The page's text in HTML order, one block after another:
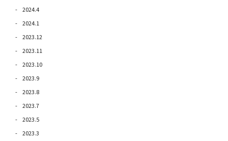
2024.4
2024.1
2023.12
2023.11
2023.10
2023.9
2023.8
2023.7
2023.5
2023.3